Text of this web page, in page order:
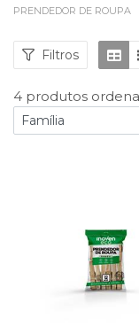
PRENDEDOR DE ROUPA
Filtros
4 produtos